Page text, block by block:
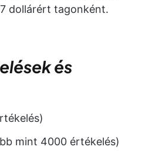
dollárért tagonként.
és
mint 4000 értékelés)